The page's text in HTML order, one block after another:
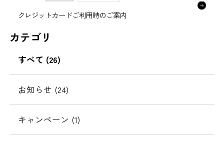
クレジットカードご利用時のご案内
カテゴリ
すべて (26)
お知らせ (24)
キャンペーン (1)